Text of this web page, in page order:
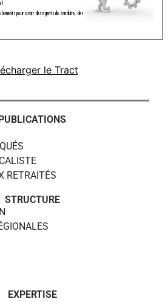
le Tract
RETRAITÉS
STRUCTURE
EXPERTISE